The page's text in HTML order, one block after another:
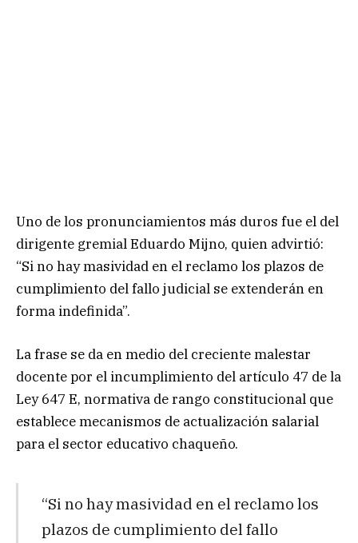
Uno de los pronunciamientos más duros fue el del
dirigente gremial Eduardo Mijno, quien advirtió:
“Si no hay masividad en el reclamo los plazos de
cumplimiento del fallo judicial se extenderán en
forma indefinida”.
La frase se da en medio del creciente malestar
docente por el incumplimiento del artículo 47 de la
Ley 647 E, normativa de rango constitucional que
establece mecanismos de actualización salarial
para el sector educativo chaqueño.
“Si no hay masividad en el reclamo los
plazos de cumplimiento del fallo